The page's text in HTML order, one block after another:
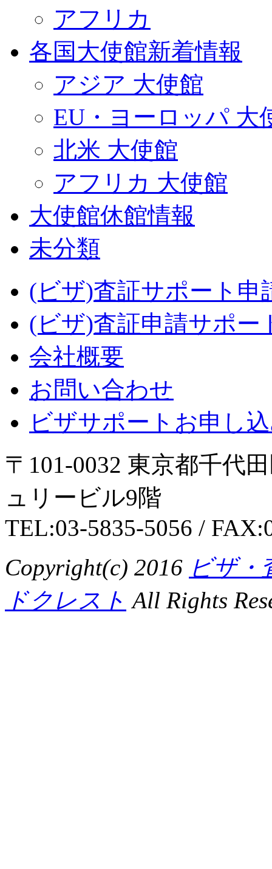
アフリカ
各国大使館新着情報
アジア 大使館
EU・ヨーロッパ 大
北米 大使館
アフリカ 大使館
大使館休館情報
未分類
(ビザ)査証サポート申
(ビザ)査証申請サポー
会社概要
お問い合わせ
ビザサポートお申し
〒101-0032 東京都千代
ュリービル9階
TEL:03-5835-5056 /
Copyright(c) 2016 ビザ・
ドクレスト All Rights